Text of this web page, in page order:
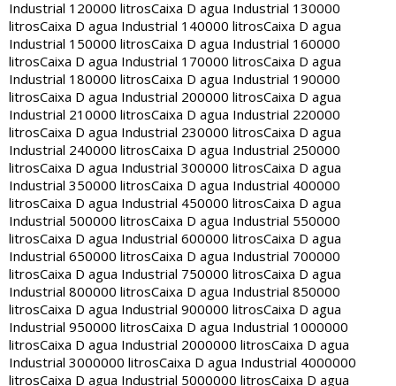
Industrial 120000 litrosCaixa D agua Industrial 130000
litrosCaixa D agua Industrial 140000 litrosCaixa D agua
Industrial 150000 litrosCaixa D agua Industrial 160000
litrosCaixa D agua Industrial 170000 litrosCaixa D agua
Industrial 180000 litrosCaixa D agua Industrial 190000
litrosCaixa D agua Industrial 200000 litrosCaixa D agua
Industrial 210000 litrosCaixa D agua Industrial 220000
litrosCaixa D agua Industrial 230000 litrosCaixa D agua
Industrial 240000 litrosCaixa D agua Industrial 250000
litrosCaixa D agua Industrial 300000 litrosCaixa D agua
Industrial 350000 litrosCaixa D agua Industrial 400000
litrosCaixa D agua Industrial 450000 litrosCaixa D agua
Industrial 500000 litrosCaixa D agua Industrial 550000
litrosCaixa D agua Industrial 600000 litrosCaixa D agua
Industrial 650000 litrosCaixa D agua Industrial 700000
litrosCaixa D agua Industrial 750000 litrosCaixa D agua
Industrial 800000 litrosCaixa D agua Industrial 850000
litrosCaixa D agua Industrial 900000 litrosCaixa D agua
Industrial 950000 litrosCaixa D agua Industrial 1000000
litrosCaixa D agua Industrial 2000000 litrosCaixa D agua
Industrial 3000000 litrosCaixa D agua Industrial 4000000
litrosCaixa D agua Industrial 5000000 litrosCaixa D agua